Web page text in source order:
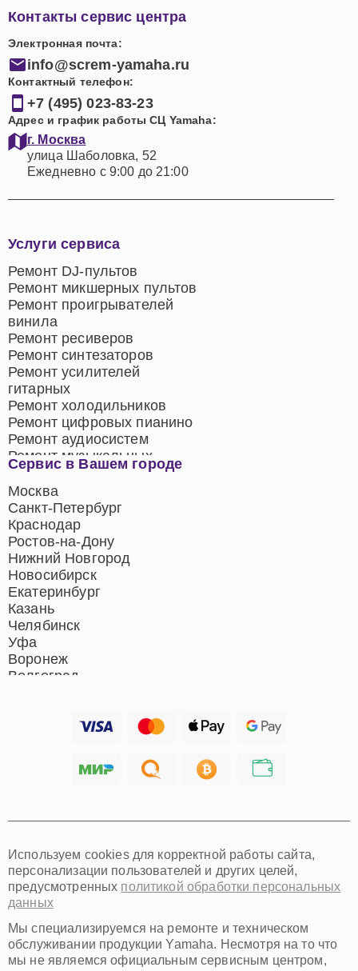
Контакты сервис центра
Электронная почта:
info@screm-yamaha.ru
Контактный телефон:
+7 (495) 023-83-23
Адрес и график работы СЦ Yamaha:
г. Москва
улица Шаболовка, 52
Ежедневно с 9:00 до 21:00
Сервис в Вашем городе
Москва
Санкт-Петербург
Краснодар
Ростов-на-Дону
Нижний Новгород
Новосибирск
Екатеринбург
Казань
Челябинск
Уфа
Воронеж
Волгоград
Хабаровск
Омск
Красноярск
Пермь
Ульяновск
Киров
Архангельск
Астрахань
Услуги сервиса
Ремонт DJ-пультов
Ремонт микшерных пультов
Ремонт проигрывателей
винила
Ремонт ресиверов
Ремонт синтезаторов
Ремонт усилителей
гитарных
Ремонт холодильников
Ремонт цифровых пианино
Ремонт аудиосистем
Ремонт музыкальных
центров
Ремонт домашних
кинотеатров
Ремонт микрофонов
Ремонт акустических
систем
Используем cookies для корректной работы сайта,
персонализации пользователей и других целей,
предусмотренных политикой обработки персональных
данных
Мы специализируемся на ремонте и техническом
обслуживании продукции Yamaha. Несмотря на то что
мы не являемся официальным сервисным центром,